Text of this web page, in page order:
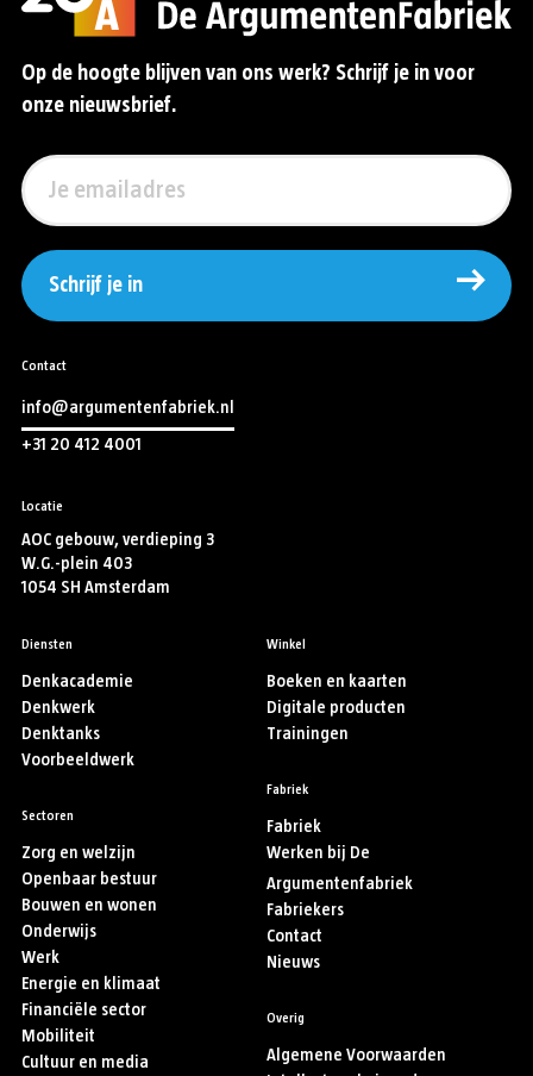
Op de hoogte blijven van ons werk? Schrijf je in voor
onze nieuwsbrief.
Schrijf je in
Contact
info@argumentenfabriek.nl
+31 20 412 4001
Locatie
AOC gebouw, verdieping 3
W.G.-plein 403
1054 SH Amsterdam
Diensten
Denkacademie
Denkwerk
Denktanks
Voorbeeldwerk
Sectoren
Zorg en welzijn
Openbaar bestuur
Bouwen en wonen
Onderwijs
Werk
Energie en klimaat
Financiële sector
Mobiliteit
Cultuur en media
Winkel
Boeken en kaarten
Digitale producten
Trainingen
Fabriek
Fabriek
Werken bij De
Argumentenfabriek
Fabriekers
Contact
Nieuws
Overig
Algemene Voorwaarden